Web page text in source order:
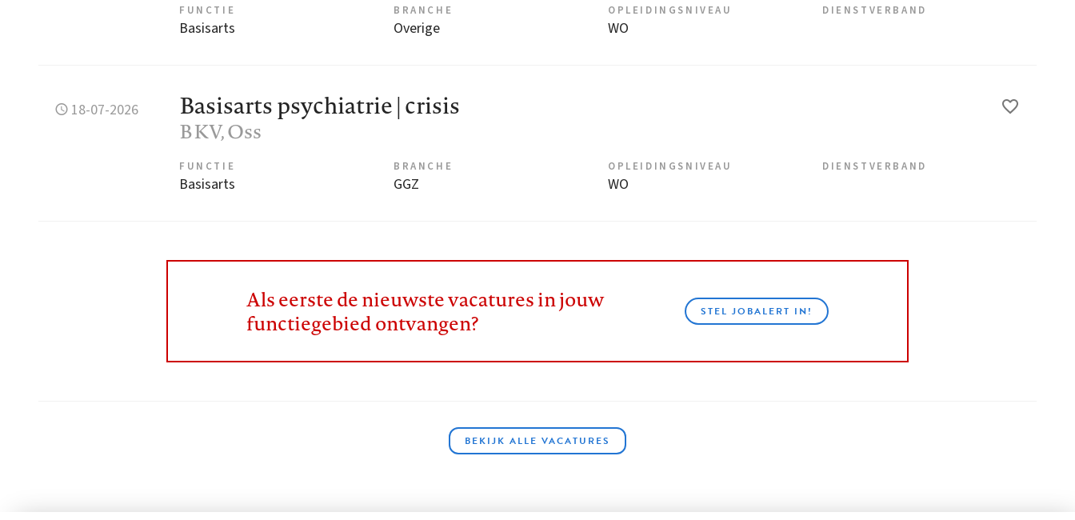
FUNCTIE
Basisarts
BRANCHE
Overige
OPLEIDINGSNIVEAU
WO
DIENSTVERBAND
18-07-2026 Basisarts psychiatrie | crisis
BKV, Oss
FUNCTIE
Basisarts
BRANCHE
GGZ
OPLEIDINGSNIVEAU
WO
DIENSTVERBAND
Als eerste de nieuwste vacatures in jouw
functiegebied ontvangen?
STEL JOBALERT IN!
BEKIJK ALLE VACATURES